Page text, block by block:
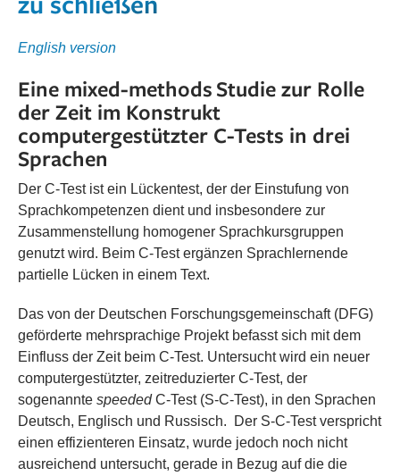
English version
Eine mixed-methods Studie zur Rolle
der Zeit im Konstrukt
computergestützter C-Tests in drei
Sprachen
Der C-Test ist ein Lückentest, der der Einstufung von
Sprachkompetenzen dient und insbesondere zur
Zusammenstellung homogener Sprachkursgruppen
genutzt wird. Beim C-Test ergänzen Sprachlernende
partielle Lücken in einem Text.
Das von der Deutschen Forschungsgemeinschaft (DFG)
geförderte mehrsprachige Projekt befasst sich mit dem
Einfluss der Zeit beim C-Test. Untersucht wird ein neuer
computergestützter, zeitreduzierter C-Test, der
sogenannte speededC-Test (S-C-Test), in den Sprachen
Deutsch, Englisch und Russisch. Der S-C-Test verspricht
einen effizienteren Einsatz, wurde jedoch noch nicht
ausreichend untersucht, gerade in Bezug auf die die